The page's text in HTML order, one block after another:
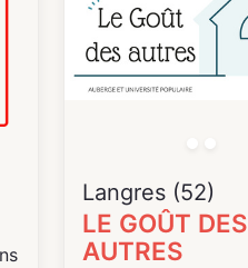
Langres (52)
LE GOÛT DES
AUTRES